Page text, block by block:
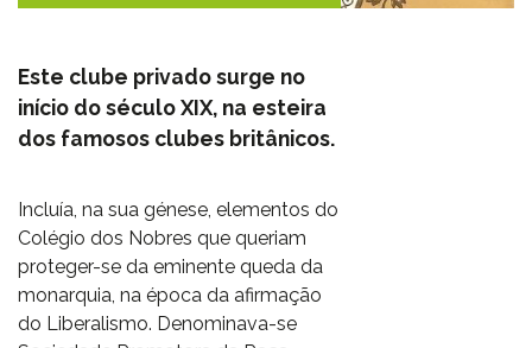
Este clube privado surge no
início do século XIX, na esteira
dos famosos clubes britânicos.
Incluía, na sua génese, elementos do
Colégio dos Nobres que queriam
proteger-se da eminente queda da
monarquia, na época da afirmação
do Liberalismo. Denominava-se